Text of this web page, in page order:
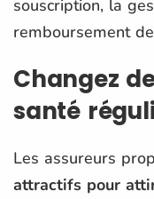
souscription, la
remboursement
Changez
santé
Les assureurs
attractifs pour